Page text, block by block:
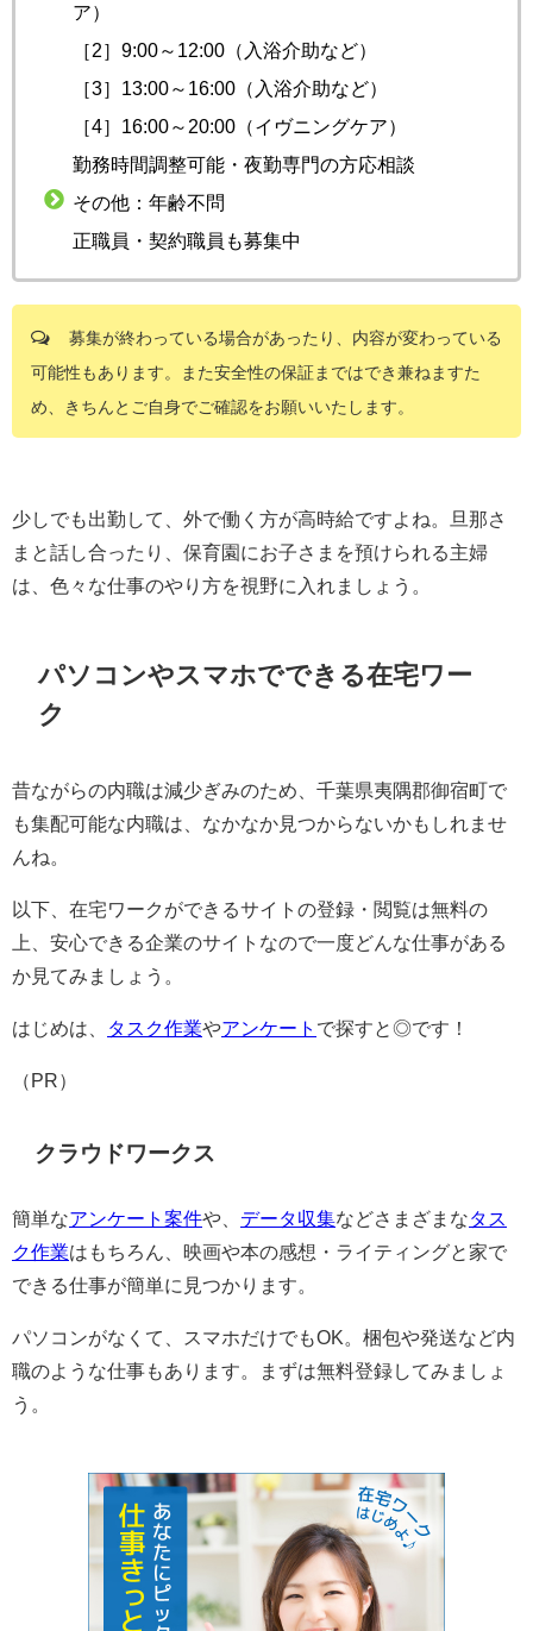
ア）
［2］9:00～12:00（入浴介助など）
［3］13:00～16:00（入浴介助など）
［4］16:00～20:00（イヴニングケア）
勤務時間調整可能・夜勤専門の方応相談
その他：年齢不問
正職員・契約職員も募集中
募集が終わっている場合があったり、内容が変わっている
可能性もあります。また安全性の保証まではでき兼ねますた
め、きちんとご自身でご確認をお願いいたします。
少しでも出勤して、外で働く方が高時給ですよね。旦那さ
まと話し合ったり、保育園にお子さまを預けられる主婦
は、色々な仕事のやり方を視野に入れましょう。
パソコンやスマホでできる在宅ワー
ク
昔ながらの内職は減少ぎみのため、千葉県夷隅郡御宿町で
も集配可能な内職は、なかなか見つからないかもしれませ
んね。
以下、在宅ワークができるサイトの登録・閲覧は無料の
上、安心できる企業のサイトなので一度どんな仕事がある
か見てみましょう。
はじめは、 タスク作業やアンケート で探すと◎です！
（PR）
クラウドワークス
簡単なアンケート案件や、 データ収集などさまざまなタス
ク作業はもちろん、映画や本の感想・ライティングと家で
できる仕事が簡単に見つかります。
パソコンがなくて、スマホだけでもOK。梱包や発送など内
職のような仕事もあります。まずは無料登録してみましょ
う。